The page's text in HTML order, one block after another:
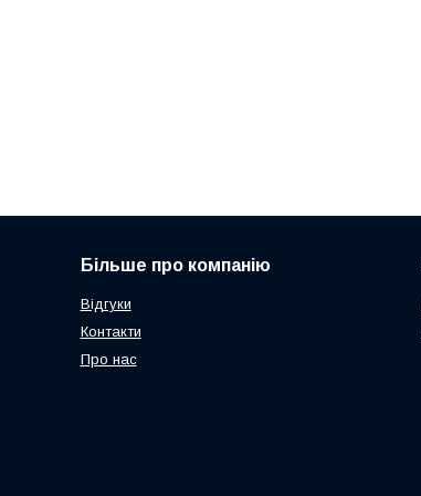
Більше про компанію
Відгуки
Контакти
Про нас